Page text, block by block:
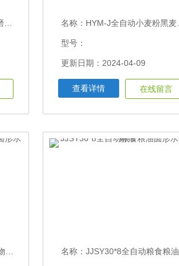
名称： HYM-J全自动小麦粉黑麦大米实验磨粉机
型号：
更新日期：2024-04-09
查看详情 在线留言
名称： JJSY30*8全自动粮食粮油圆形水份磨粉筛